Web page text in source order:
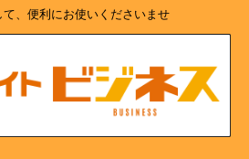
、便利にお使いくださいませ